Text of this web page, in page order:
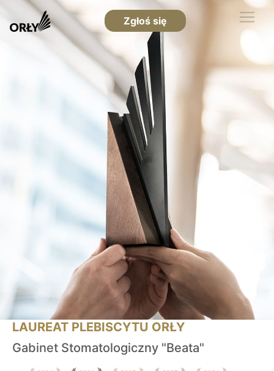
Zgłoś się
LAUREAT PLEBISCYTU ORŁY
Gabinet Stomatologiczny "Beata"